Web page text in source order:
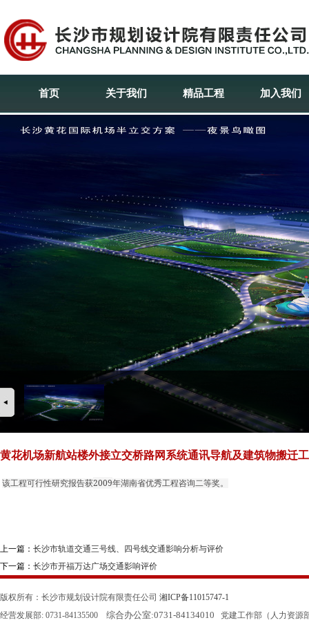
首页 关于我们 精品工程 加入我们
黄花机场新航站楼外接立交桥路网系统通讯导航及建筑物搬迁
该工程可行性研究报告获2009年湖南省优秀工程咨询二等奖。
上一篇： 长沙市轨道交通三号线、四号线交通影响分析与评价
下一篇： 长沙市开福万达广场交通影响评价
版权所有：长沙市规划设计院有限责任公司 湘ICP备11015747-1
经营发展部: 0731-84135500 综合办公室:0731-84134010
党建工作部（人力资源